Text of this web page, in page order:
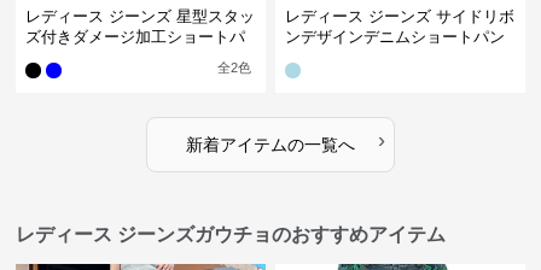
レディース ジーンズ 星型スタッ
ズ付きダメージ加工ショートパ
全2色
レディース ジーンズ サイドリボ
ンデザインデニムショートパン
新着アイテムの一覧へ ›
レディース ジーンズガウチョのおすすめアイテム